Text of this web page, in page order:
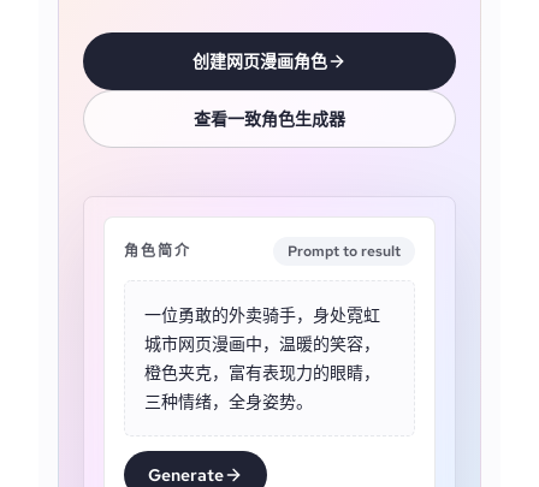
创建网页漫画角色
查看一致角色生成器
角色简介 Prompt to result
一位勇敢的外卖骑手，身处霓虹
城市网页漫画中，温暖的笑容，
橙色夹克，富有表现力的眼睛，
三种情绪，全身姿势。
Generate